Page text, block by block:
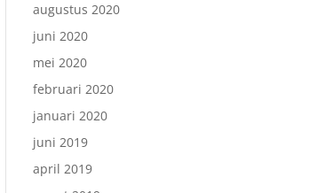
augustus 2020
juni 2020
mei 2020
februari 2020
januari 2020
juni 2019
april 2019